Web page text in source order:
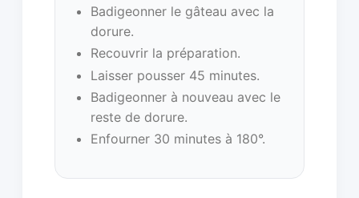
Badigeonner le gâteau avec la
dorure.
Recouvrir la préparation.
Laisser pousser 45 minutes.
Badigeonner à nouveau avec le
reste de dorure.
Enfourner 30 minutes à 180°.